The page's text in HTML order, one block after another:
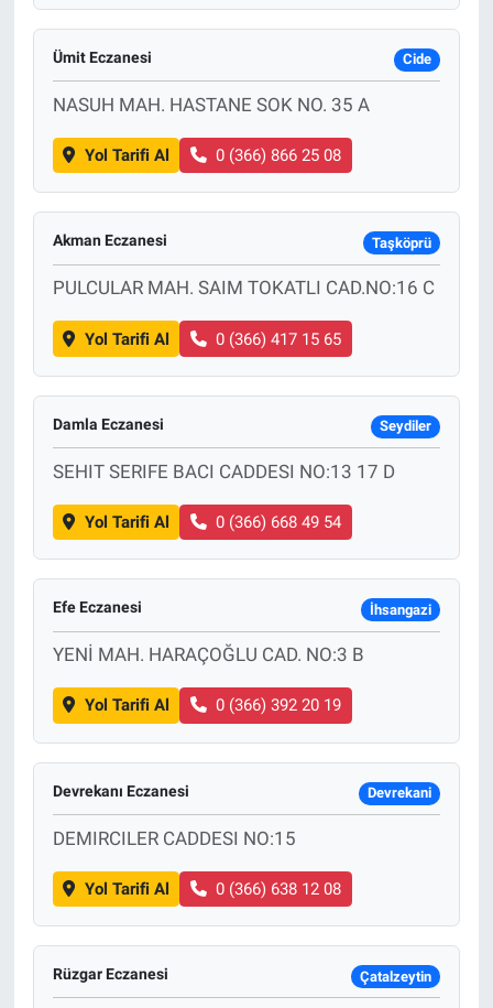
Ümit Eczanesi Cide
NASUH MAH. HASTANE SOK NO. 35 A
Yol Tarifi Al 0 (366) 866 25 08
Akman Eczanesi Taşköprü
PULCULAR MAH. SAIM TOKATLI CAD.NO:16 C
Yol Tarifi Al 0 (366) 417 15 65
Damla Eczanesi Seydiler
SEHIT SERIFE BACI CADDESI NO:13 17 D
Yol Tarifi Al 0 (366) 668 49 54
Efe Eczanesi İhsangazi
YENİ MAH. HARAÇOĞLU CAD. NO:3 B
Yol Tarifi Al 0 (366) 392 20 19
Devrekanı Eczanesi Devrekani
DEMIRCILER CADDESI NO:15
Yol Tarifi Al 0 (366) 638 12 08
Rüzgar Eczanesi Çatalzeytin